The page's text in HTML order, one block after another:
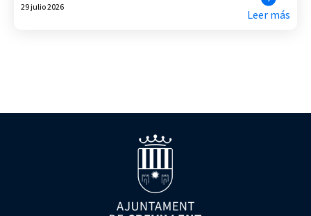
29 julio 2026
Leer más